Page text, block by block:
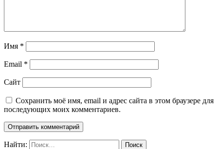
Имя *
Email *
Сайт
Сохранить моё имя, email и адрес сайта в этом браузере для
последующих моих комментариев.
Найти: